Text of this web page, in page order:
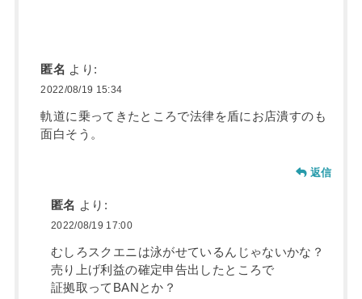
匿名 より:
2022/08/19 15:34
軌道に乗ってきたところで法律を盾にお店潰すのも
面白そう。
返信
匿名 より:
2022/08/19 17:00
むしろスクエニは泳がせているんじゃないかな？
売り上げ利益の確定申告出したところで
証拠取ってBANとか？